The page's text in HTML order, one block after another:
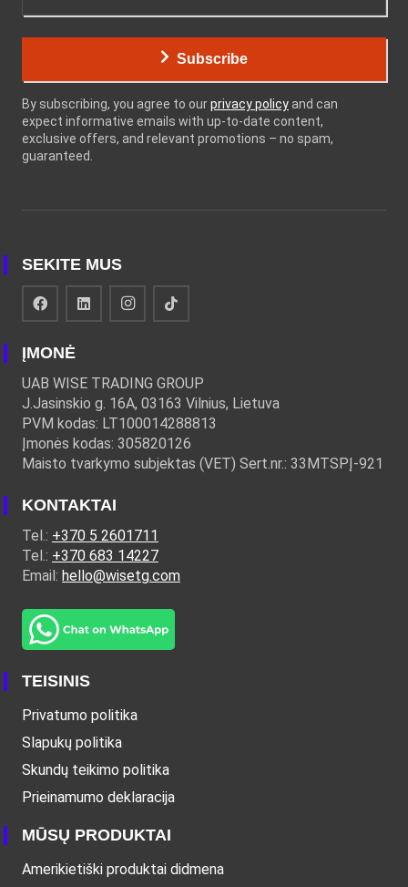
Subscribe
By subscribing, you agree to ourprivacy policy and can
expect informative emails with up-to-date content,
exclusive offers, and relevant promotions – no spam,
guaranteed.
SEKITE MUS
ĮMONĖ
UAB WISE TRADING GROUP
J.Jasinskio g. 16A, 03163 Vilnius, Lietuva
PVM kodas: LT100014288813
Įmonės kodas: 305820126
Maisto tvarkymo subjektas (VET) Sert.nr.: 33MTSPĮ-921
KONTAKTAI
Tel.: +370 5 2601711
Tel.: +370 683 14227
Email: hello@wisetg.com
TEISINIS
Privatumo politika
Slapukų politika
Skundų teikimo politika
Prieinamumo deklaracija
MŪSŲ PRODUKTAI
Amerikietiški produktai didmena